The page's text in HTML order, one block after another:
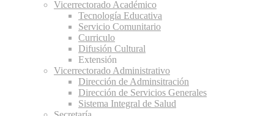
Vicerrectorado Académico
Tecnología Educativa
Servicio Comunitario
Curriculo
Difusión Cultural
Extensión
Vicerrectorado Administrativo
Dirección de Adminsitración
Dirección de Servicios Generales
Sistema Integral de Salud